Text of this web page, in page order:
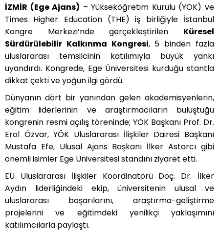
İZMİR (Ege Ajans) – Yükseköğretim Kurulu (YÖK) ve
Times Higher Education (THE) iş birliğiyle İstanbul
Kongre Merkezi’nde gerçekleştirilen Küresel
Sürdürülebilir Kalkınma Kongresi, 5 binden fazla
uluslararası temsilcinin katılımıyla büyük yankı
uyandırdı. Kongrede, Ege Üniversitesi kurduğu stantla
dikkat çekti ve yoğun ilgi gördü.
Dünyanın dört bir yanından gelen akademisyenlerin,
eğitim liderlerinin ve araştırmacıların buluştuğu
kongrenin resmi açılış töreninde; YÖK Başkanı Prof. Dr.
Erol Özvar, YÖK Uluslararası İlişkiler Dairesi Başkanı
Mustafa Efe, Ulusal Ajans Başkanı İlker Astarcı gibi
önemli isimler Ege Üniversitesi standını ziyaret etti.
EÜ Uluslararası İlişkiler Koordinatörü Doç. Dr. İlker
Aydın liderliğindeki ekip, üniversitenin ulusal ve
uluslararası başarılarını, araştırma-geliştirme
projelerini ve eğitimdeki yenilikçi yaklaşımını
katılımcılarla paylaştı.